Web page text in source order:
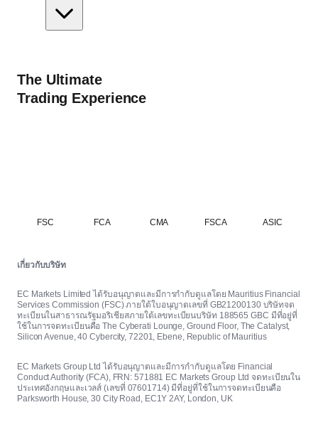
The Ultimate
Trading Experience
FSC FCA CMA FSCA ASIC
เกี่ยวกับบริษัท
EC Markets Limited ได้รับอนุญาตและมีการกำกับดูแลโดย Mauritius Financial
Services Commission (FSC) ภายใต้ใบอนุญาตเลขที่ GB21200130 บริษัทจด
ทะเบียนในสาธารณรัฐมอริเชียสภายใต้เลขทะเบียนบริษัท 188565 GBC มีที่อยู่ที่
ใช้ในการจดทะเบียนคือ The Cyberati Lounge, Ground Floor, The Catalyst,
Silicon Avenue, 40 Cybercity, 72201, Ebene, Republic of Mauritius
EC Markets Group Ltd ได้รับอนุญาตและมีการกำกับดูแลโดย Financial
Conduct Authority (FCA), FRN: 571881 EC Markets Group Ltd จดทะเบียนใน
ประเทศอังกฤษและเวลส์ (เลขที่ 07601714) มีที่อยู่ที่ใช้ในการจดทะเบียนคือ
Parksworth House, 30 City Road, EC1Y 2AY, London, UK